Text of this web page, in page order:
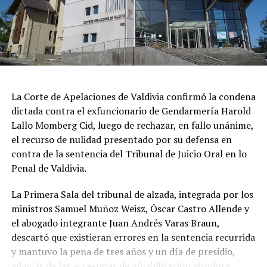
La Corte de Apelaciones de Valdivia confirmó la condena
dictada contra el exfuncionario de Gendarmería Harold
Lallo Momberg Cid, luego de rechazar, en fallo unánime,
el recurso de nulidad presentado por su defensa en
contra de la sentencia del Tribunal de Juicio Oral en lo
Penal de Valdivia.
La Primera Sala del tribunal de alzada, integrada por los
ministros Samuel Muñoz Weisz, Óscar Castro Allende y
el abogado integrante Juan Andrés Varas Braun,
descartó que existieran errores en la sentencia recurrida
y mantuvo la pena de tres años y un día de presidio,